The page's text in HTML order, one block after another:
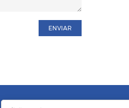
ENVIAR